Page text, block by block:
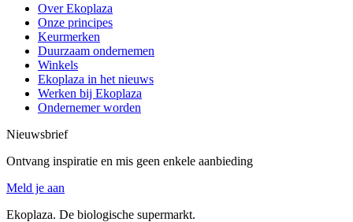
Over Ekoplaza
Onze principes
Keurmerken
Duurzaam ondernemen
Winkels
Ekoplaza in het nieuws
Werken bij Ekoplaza
Ondernemer worden
Nieuwsbrief
Ontvang inspiratie en mis geen enkele aanbieding
Meld je aan
Ekoplaza. De biologische supermarkt.